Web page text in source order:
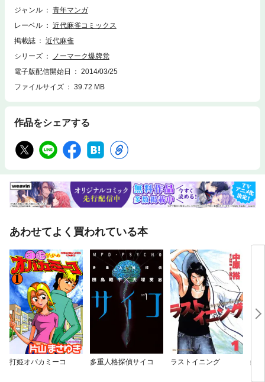
ジャンル
青年マンガ
レーベル
近代麻雀コミックス
掲載誌
近代麻雀
シリーズ
ノーマーク爆牌党
電子版配信開始日
2014/03/25
ファイルサイズ
39.72 MB
作品をシェアする
あわせてよく買われている本
打姫オバカミーコ 多重人格探偵サイコ ラストイニング 鋼